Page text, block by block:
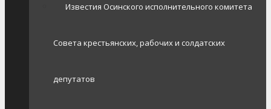
Известия Осинского исполнительного комитета
Совета крестьянских, рабочих и солдатских
депутатов